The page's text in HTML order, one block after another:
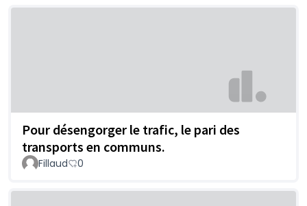
Pour désengorger le trafic, le pari des
transports en communs.
Fillaud 0